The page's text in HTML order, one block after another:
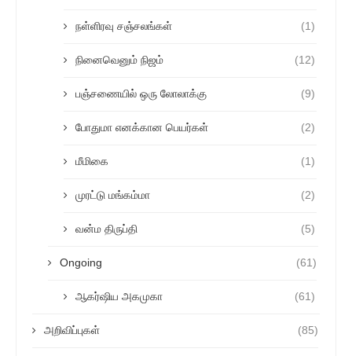
நள்ளிரவு சஞ்சலங்கள் (1)
நினைவெனும் நிஜம் (12)
பஞ்சணையில் ஒரு லோலாக்கு (9)
போதுமா எனக்கான பெயர்கள் (2)
மீமிகை (1)
முரட்டு மங்கம்மா (2)
வன்ம திருப்தி (5)
Ongoing (61)
ஆகர்ஷிய அகமுகா (61)
அறிவிப்புகள் (85)